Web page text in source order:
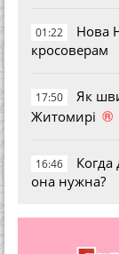
01:22
Нова
кросоверам
17:50
Як
Житомирі ®
16:46
Когда
она нужна?